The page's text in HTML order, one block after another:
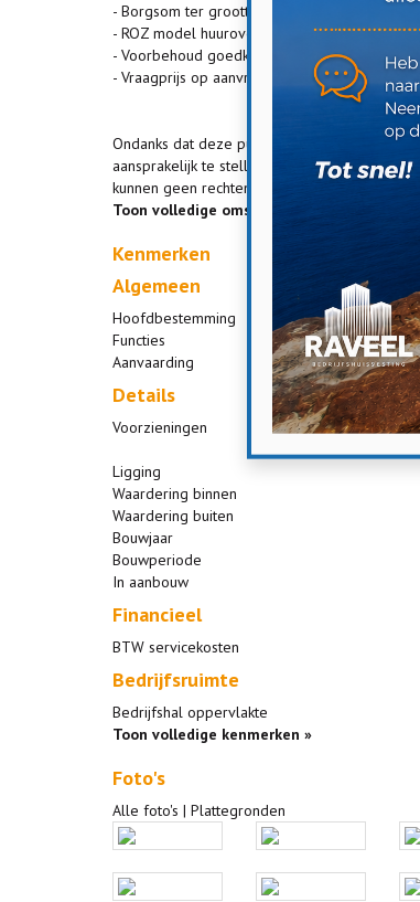
- Borgsom ter grootte van 3 maanden bruto
- ROZ model huurovereenkomst voor
- Voorbehoud goedkeuring en gunning
- Vraagprijs op aanvraag.
Ondanks dat deze publicatie met de grootst
aansprakelijk te stellen voor onjuiste of
kunnen geen rechten worden ontleend.
Toon volledige omschrijving »
Kenmerken
Algemeen
Hoofdbestemming
Functies
Aanvaarding
Details
Voorzieningen
Ligging
Waardering binnen
Waardering buiten
Bouwjaar
Bouwperiode
In aanbouw
Financieel
BTW servicekosten
Bedrijfsruimte
Bedrijfshal oppervlakte
Toon volledige kenmerken »
Foto's
Alle foto's | Plattegronden